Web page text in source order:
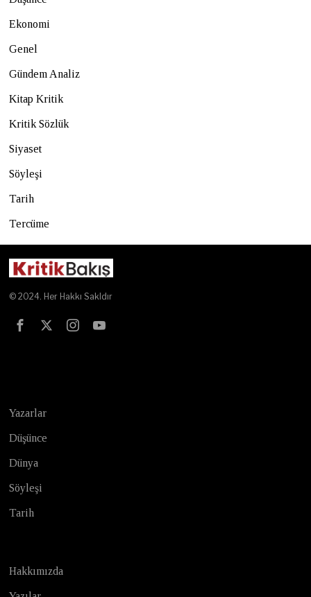
Ekonomi
Genel
Gündem Analiz
Kitap Kritik
Kritik Sözlük
Siyaset
Söyleşi
Tarih
Tercüme
© 2024. Her Hakkı Sakldır
Yazarlar
Düşünce
Dünya
Söyleşi
Tarih
Hakkımızda